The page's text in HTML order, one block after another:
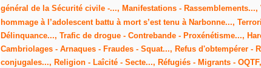
général de la Sécurité civile -..., Manifestations -
hommage à l’adolescent battu à mort s’est tenu à Narbonne...,
Délinquance..., Trafic de drogue - Contrebande - Proxénétisme...,
Cambriolages - Arnaques - Fraudes - Squat..., Refus d'obtempérer
conjugales..., Religion - Laîcité - Secte..., Réfugiés - Migrants -